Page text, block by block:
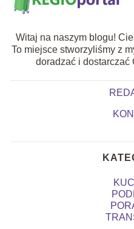
Witaj na naszym blogu!
To miejsce stworzyliśmy z
doradzać i dostarczać